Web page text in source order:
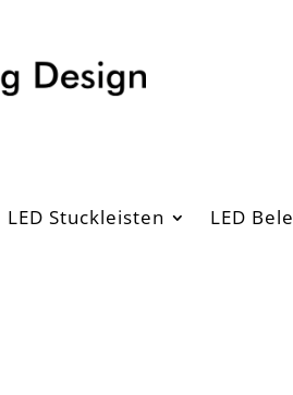
LED Stuckleisten LED